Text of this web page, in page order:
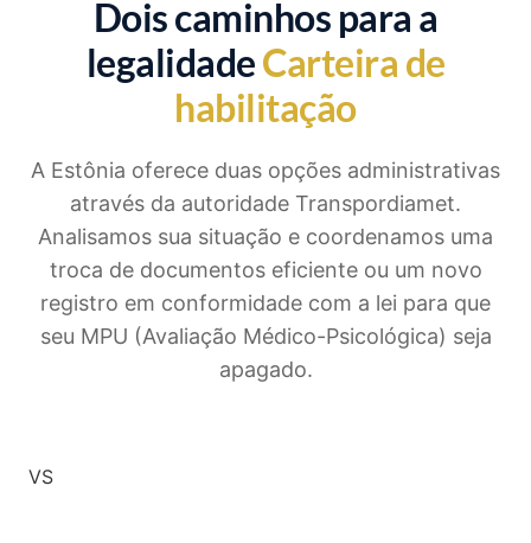
Dois caminhos para a
legalidadeCarteira de
habilitação
A Estônia oferece duas opções administrativas
através da autoridade Transpordiamet.
Analisamos sua situação e coordenamos uma
troca de documentos eficiente ou um novo
registro em conformidade com a lei para que
seu MPU (Avaliação Médico-Psicológica) seja
apagado.
VS